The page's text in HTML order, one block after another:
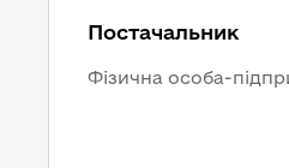
Постачальник
Фізична особа-